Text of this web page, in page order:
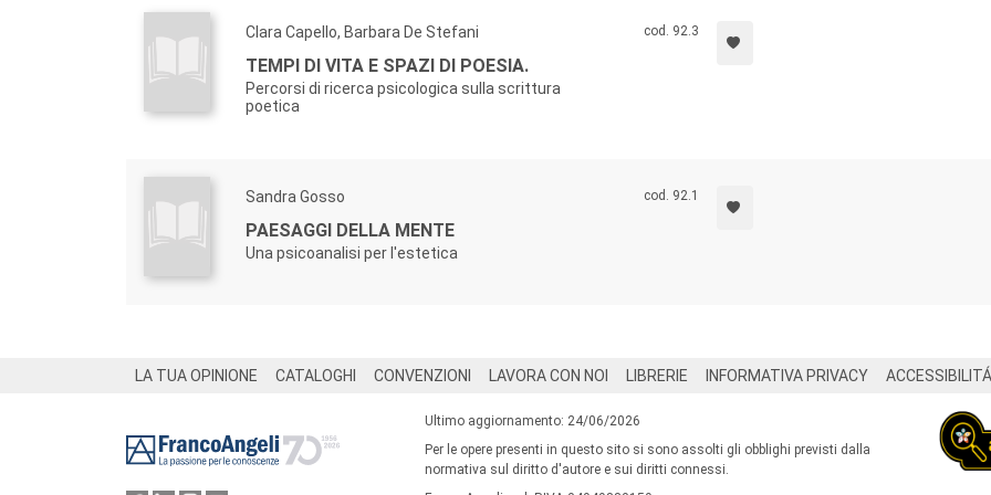
Clara Capello, Barbara De Stefani
TEMPI DI VITA E SPAZI DI POESIA.
Percorsi di ricerca psicologica sulla scrittura
poetica
cod. 92.3
Sandra Gosso
PAESAGGI DELLA MENTE
Una psicoanalisi per l'estetica
cod. 92.1
LA TUA OPINIONE CATALOGHI CONVENZIONI LAVORA CON NOI LIBRERIE INFORMATIVA PRIVACY ACCESSIBILITÁ
Ultimo aggiornamento: 24/06/2026
Per le opere presenti in questo sito si sono assolti gli obblighi previsti dalla
normativa sul diritto d'autore e sui diritti connessi.